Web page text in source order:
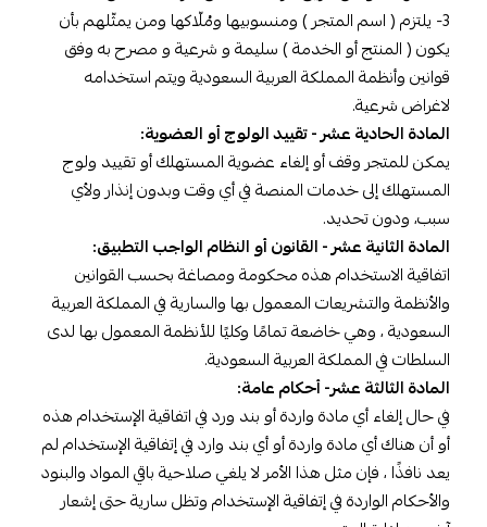
3- يلتزم ( اسم المتجر ) ومنسوبيها ومُلّاكها ومن يمثّلهم بأن
يكون ( المنتج أو الخدمة ) سليمة و شرعية و مصرح به وفق
قوانين وأنظمة المملكة العربية السعودية ويتم استخدامه
لاغراض شرعية.
المادة الحادية عشر - تقييد الولوج أو العضوية:
يمكن للمتجر وقف أو إلغاء عضوية المستهلك أو تقييد ولوج
المستهلك إلى خدمات المنصة في أي وقت وبدون إنذار ولأي
سبب، ودون تحديد.
المادة الثانية عشر - القانون أو النظام الواجب التطبيق:
اتفاقية الاستخدام هذه محكومة ومصاغة بحسب القوانين
والأنظمة والتشريعات المعمول بها والسارية في المملكة العربية
السعودية ، وهي خاضعة تمامًا وكليًا للأنظمة المعمول بها لدى
السلطات في المملكة العربية السعودية.
المادة الثالثة عشر- أحكام عامة:
في حال إلغاء أي مادة واردة أو بند ورد في اتفاقية الإستخدام هذه
أو أن هناك أي مادة واردة أو أي بند وارد في إتفاقية الإستخدام لم
يعد نافذًا ، فإن مثل هذا الأمر لا يلغي صلاحية باقي المواد والبنود
والأحكام الواردة في إتفاقية الإستخدام وتظل سارية حتى إشعار